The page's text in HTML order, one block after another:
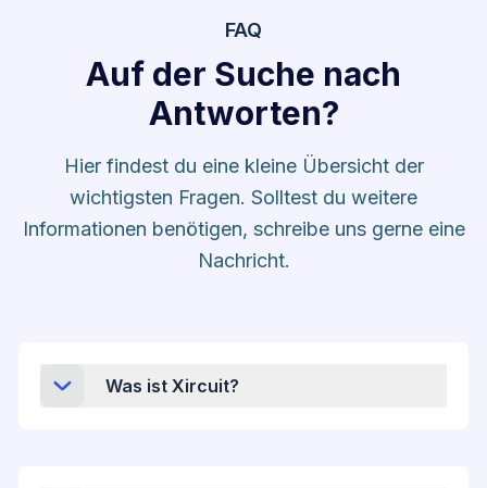
FAQ
Auf der Suche nach
Antworten?
Hier findest du eine kleine Übersicht der
wichtigsten Fragen. Solltest du weitere
Informationen benötigen, schreibe uns gerne eine
Nachricht.
Was ist Xircuit?